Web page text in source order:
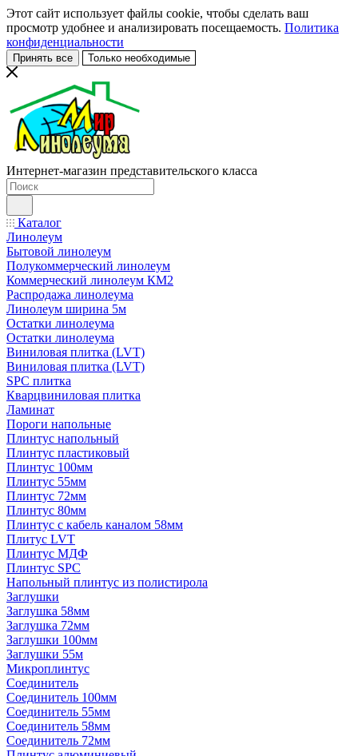
Этот сайт использует файлы cookie, чтобы сделать ваш
просмотр удобнее и анализировать посещаемость. Политика
конфиденциальности
Принять все Только необходимые
Интернет-магазин представительского класса
Каталог
Линолеум
Бытовой линолеум
Полукоммерческий линолеум
Коммерческий линолеум КМ2
Распродажа линолеума
Линолеум ширина 5м
Остатки линолеума
Остатки линолеума
Виниловая плитка (LVT)
Виниловая плитка (LVT)
SPC плитка
Кварцвиниловая плитка
Ламинат
Пороги напольные
Плинтус напольный
Плинтус пластиковый
Плинтус 100мм
Плинтус 55мм
Плинтус 72мм
Плинтус 80мм
Плинтус с кабель каналом 58мм
Плитус LVT
Плинтус МДФ
Плинтус SPC
Напольный плинтус из полистирола
Заглушки
Заглушка 58мм
Заглушка 72мм
Заглушки 100мм
Заглушки 55м
Микроплинтус
Соединитель
Соединитель 100мм
Соединитель 55мм
Соединитель 58мм
Соединитель 72мм